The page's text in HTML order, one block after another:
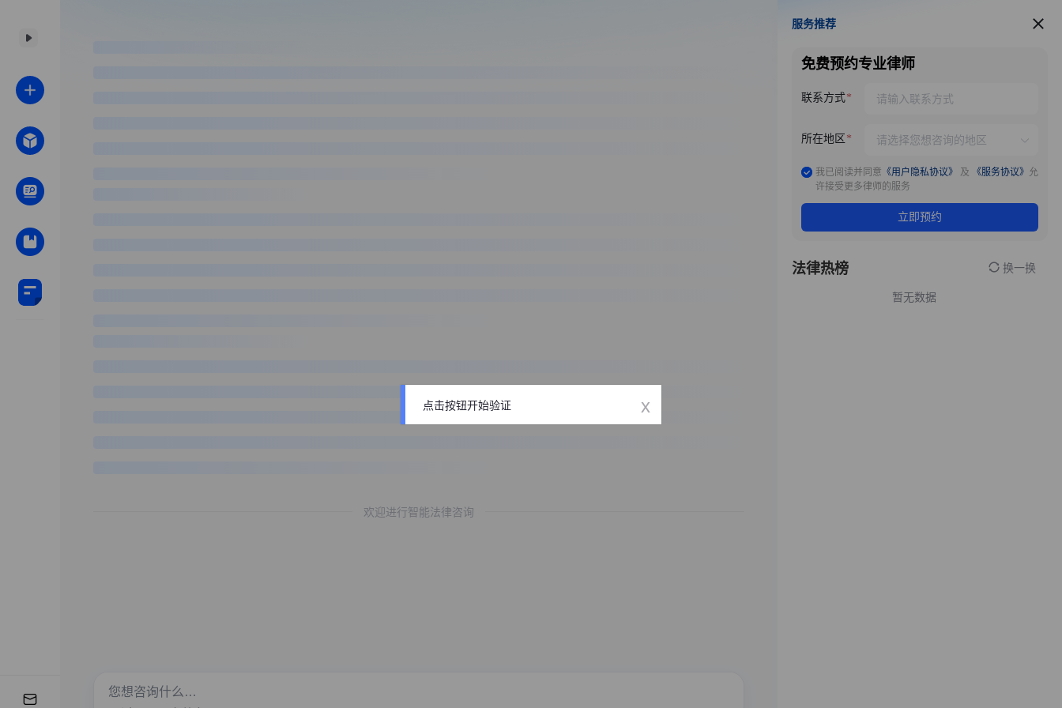
欢迎进行智能法律咨询
服务推荐
服务推荐
免费预约专业律师
联系方式
所在地区
我已阅读并同意 《用户隐私协议》 及 《服务协议》 允
许接受更多律师的服务
立即预约
法律热榜 换一换
暂无数据
点击按钮开始验证 x